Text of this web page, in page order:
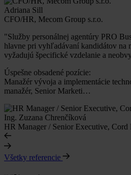
Adriana Sill
CFO/HR, Mecom Group s.r.o.
"Služby personálnej agentúry PRO
hlavne pri vyhľadávaní kandidátov na
vyžadujú špecifické vzdelanie a
Úspešne obsadené pozície:
Manažér vývoja a implementácie
manažér, Senior Marketi…
Ing. Zuzana Chrenčíková
HR Manager / Senior Executive,
Všetky referencie